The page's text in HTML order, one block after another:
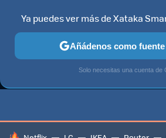
GUÍAS DE COMPRA CAZANDO
Ya puedes ver más de Xataka
Añádenos como
Solo necesitas una cuenta de